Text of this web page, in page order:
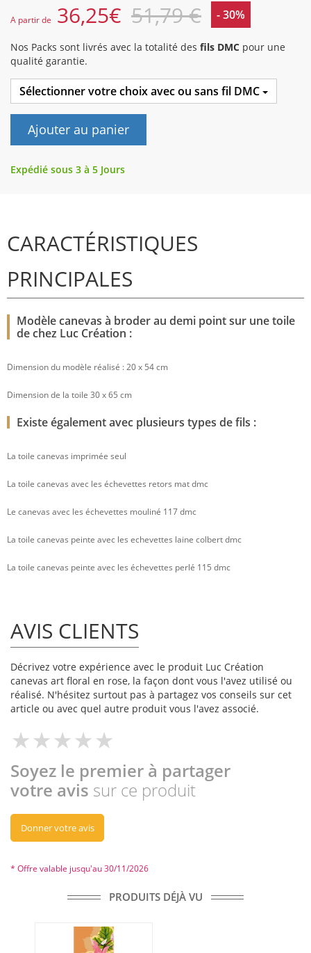
A partir de 36,25€ 51,79 € - 30%
Nos Packs sont livrés avec la totalité des fils DMC pour une
qualité garantie.
Sélectionner votre choix avec ou sans fil DMC
Ajouter au panier
Expédié sous 3 à 5 Jours
CARACTÉRISTIQUES
PRINCIPALES
Modèle canevas à broder au demi point sur une toile
de chez Luc Création :
Dimension du modèle réalisé : 20 x 54 cm
Dimension de la toile 30 x 65 cm
Existe également avec plusieurs types de fils :
La toile canevas imprimée seul
La toile canevas avec les échevettes retors mat dmc
Le canevas avec les échevettes mouliné 117 dmc
La toile canevas peinte avec les echevettes laine colbert dmc
La toile canevas peinte avec les échevettes perlé 115 dmc
AVIS CLIENTS
Décrivez votre expérience avec le produit Luc Création
canevas art floral en rose, la façon dont vous l'avez utilisé ou
réalisé. N'hésitez surtout pas à partagez vos conseils sur cet
article ou avec quel autre produit vous l'avez associé.
Soyez le premier à partager
votre avis sur ce produit
Donner votre avis
* Offre valable jusqu'au 30/11/2026
PRODUITS DÉJÀ VU